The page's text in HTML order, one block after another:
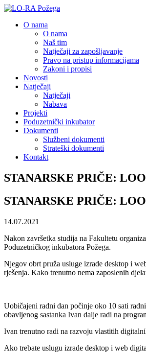
O nama
O nama
Naš tim
Natječaji za zapošljavanje
Pravo na pristup informacijama
Zakoni i propisi
Novosti
Natječaji
Natječaji
Nabava
Projekti
Poduzetnički inkubator
Dokumenti
Službeni dokumenti
Strateški dokumenti
Kontakt
STANARSKE PRIČE:
STANARSKE PRIČE:
14.07.2021
Nakon završetka studija na Fakultetu
Poduzetničkog inkubatora Požega.
Njegov obrt pruža usluge izrade desktop i
rješenja. Kako trenutno nema zaposlenih
Uobičajeni radni dan počinje oko 10 sati
obavljenog sastanka Ivan dalje radi na
Ivan trenutno radi na razvoju vlastitih
Ako trebate uslugu izrade desktop i web